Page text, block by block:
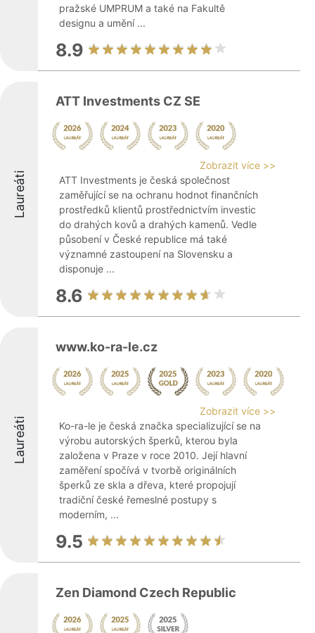
pražské UMPRUM a také na Fakultě
designu a umění ...
8.9
Laureáti
ATT Investments CZ SE
Zobrazit více >>
ATT Investments je česká společnost
zaměřující se na ochranu hodnot finančních
prostředků klientů prostřednictvím investic
do drahých kovů a drahých kamenů. Vedle
působení v České republice má také
významné zastoupení na Slovensku a
disponuje ...
8.6
Laureáti
www.ko-ra-le.cz
Zobrazit více >>
Ko-ra-le je česká značka specializující se na
výrobu autorských šperků, kterou byla
založena v Praze v roce 2010. Její hlavní
zaměření spočívá v tvorbě originálních
šperků ze skla a dřeva, které propojují
tradiční české řemeslné postupy s
moderním, ...
9.5
Zen Diamond Czech Republic